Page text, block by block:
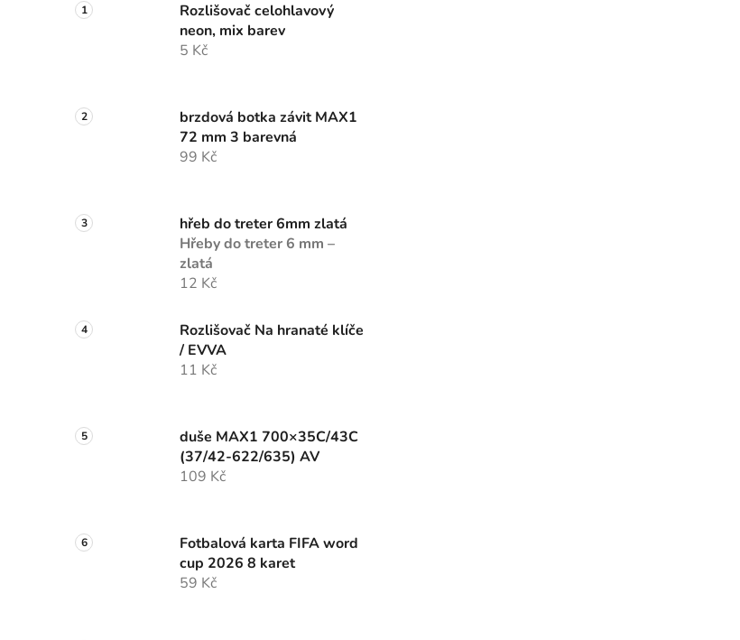
Rozlišovač celohlavový
neon, mix barev
5 Kč
brzdová botka závit MAX1
72 mm 3 barevná
99 Kč
hřeb do treter 6mm zlatá
Hřeby do treter 6 mm –
zlatá
12 Kč
Rozlišovač Na hranaté klíče
/ EVVA
11 Kč
duše MAX1 700×35C/43C
(37/42-622/635) AV
109 Kč
Fotbalová karta FIFA word
cup 2026 8 karet
59 Kč